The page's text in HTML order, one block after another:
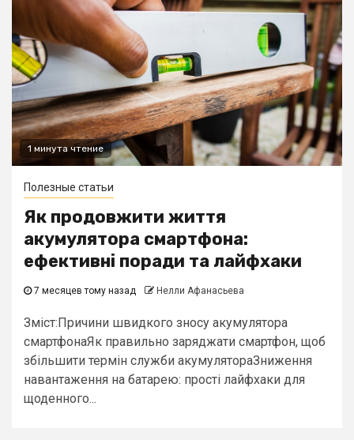
1 минута чтение
Полезные статьи
Як продовжити життя
акумулятора смартфона:
ефективні поради та лайфхаки
7 месяцев тому назад Нелли Афанасьева
Зміст:Причини швидкого зносу акумулятора
смартфонаЯк правильно заряджати смартфон, щоб
збільшити термін служби акумулятораЗниження
навантаження на батарею: прості лайфхаки для
щоденного...